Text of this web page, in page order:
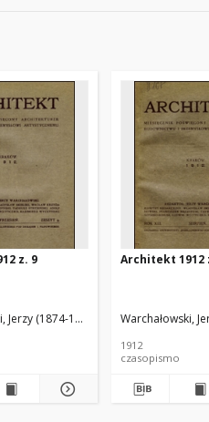
z. 9
Jerzy (1874-1939). Red.
Architekt 1912
Warchałowski,
1912
czasopismo